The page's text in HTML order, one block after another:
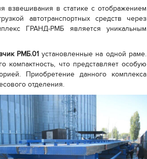
взвешивания в статике с отображением
автотранспортных средств через
ГРАНД-РМБ является уникальным
РМБ.01установленные на одной раме.
компактность, что представляет особую
Приобретение данного комплекса
отделения.